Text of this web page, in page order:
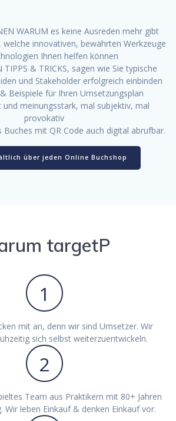
WARUM es keine Ausreden mehr gibt
welche innovativen, bewährten Werkzeuge
Ihnen helfen können
TIPPS & TRICKS, sagen wie Sie typische
und Stakeholder erfolgreich einbinden
Beispiele für Ihren Umsetzungsplan
und meinungsstark, mal subjektiv, mal
provokativ
Buches mit QR Code auch digital abrufbar.
über jeden Online Buchshop
targetP
1
mit an, denn wir sind Umsetzer. Wir
sich selbst weiterzuentwickeln.
2
Team aus Praktikern mit 80+ Jahren
Wir leben Einkauf & denken Einkauf vor.